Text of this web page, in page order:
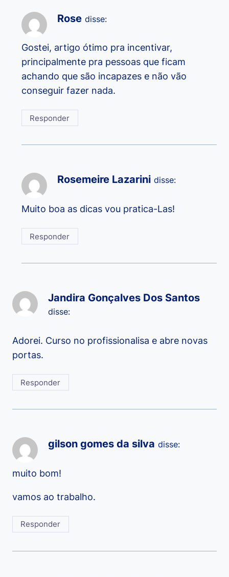
Rose disse:
Gostei, artigo ótimo pra incentivar,
principalmente pra pessoas que ficam
achando que são incapazes e não vão
conseguir fazer nada.
Responder
Rosemeire Lazarini disse:
Muito boa as dicas vou pratica-Las!
Responder
Jandira Gonçalves Dos Santos
disse:
Adorei. Curso no profissionalisa e abre novas
portas.
Responder
gilson gomes da silva disse:
muito bom!
vamos ao trabalho.
Responder